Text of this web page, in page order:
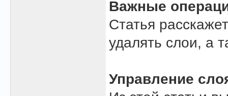
Важные
Статья
удалять слои, а
Управление